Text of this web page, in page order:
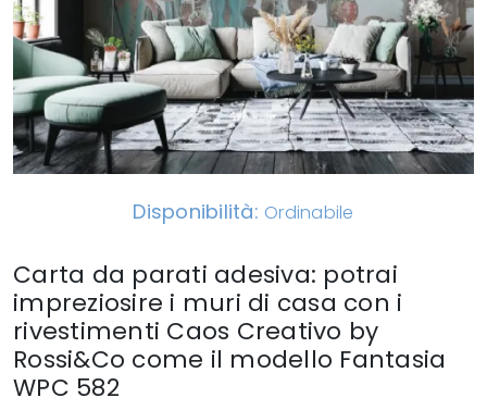
Disponibilità: Ordinabile
Carta da parati adesiva: potrai
impreziosire i muri di casa con i
rivestimenti Caos Creativo by
Rossi&Co come il modello Fantasia
WPC 582